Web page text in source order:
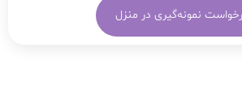
نمونه‌گیری در منزل